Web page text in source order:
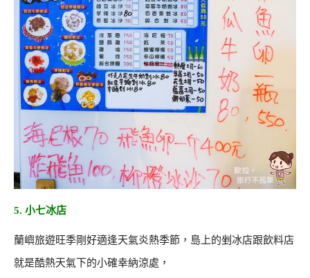
5. 小七冰店
蘭嶼旅遊旺季剛好適逢天氣炎熱季節，島上的剉冰店跟飲料店
就是酷熱天氣下的小確幸納涼處，